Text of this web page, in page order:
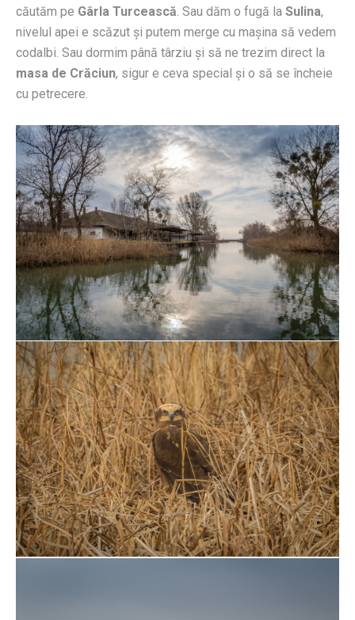
căutăm pe Gârla Turcească. Sau dăm o fugă la Sulina,
nivelul apei e scăzut şi putem merge cu maşina să vedem
codalbi. Sau dormim până târziu şi să ne trezim direct la
masa de Crăciun, sigur e ceva special şi o să se încheie
cu petrecere.